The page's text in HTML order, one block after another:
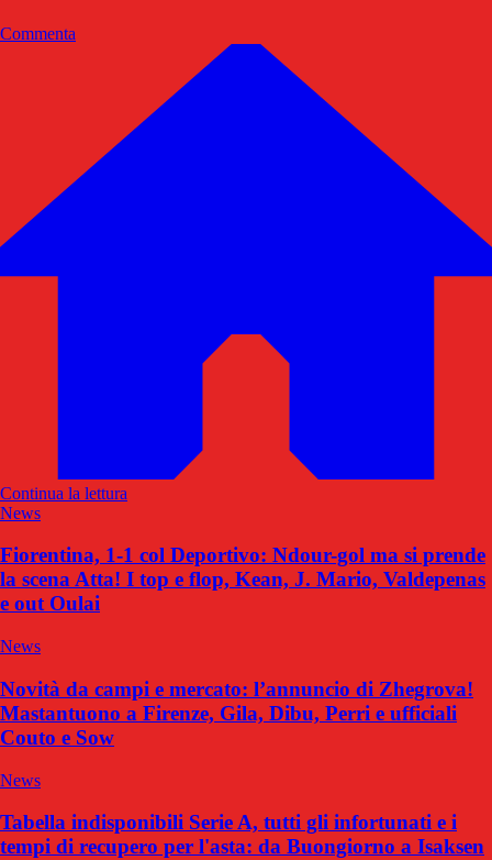
Commenta
Continua la lettura
News
Fiorentina, 1-1 col Deportivo: Ndour-gol ma si prende
la scena Atta! I top e flop, Kean, J. Mario, Valdepenas
e out Oulai
News
Novità da campi e mercato: l’annuncio di Zhegrova!
Mastantuono a Firenze, Gila, Dibu, Perri e ufficiali
Couto e Sow
News
Tabella indisponibili Serie A, tutti gli infortunati e i
tempi di recupero per l'asta: da Buongiorno a Isaksen